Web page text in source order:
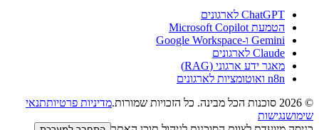
ChatGPT לארגונים
הטמעת Microsoft Copilot
Gemini ו-Google Workspace
Claude לארגונים
מאגר ידע ארגוני (RAG)
n8n ואוטומציות לארגונים
© 2026
סוכנות הכל מבינה. כל הזכויות שמורות.מדיניות פרטיותתנאי
שימושנגישות